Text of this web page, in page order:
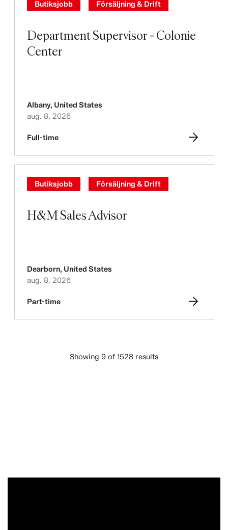
Department Supervisor - Colonie
Center
Butiksjobb Försäljning & Drift
Albany, United States
aug. 8, 2026
Full-time
H&M Sales Advisor
Butiksjobb Försäljning & Drift
Dearborn, United States
aug. 8, 2026
Part-time
Showing 9 of 1528 results